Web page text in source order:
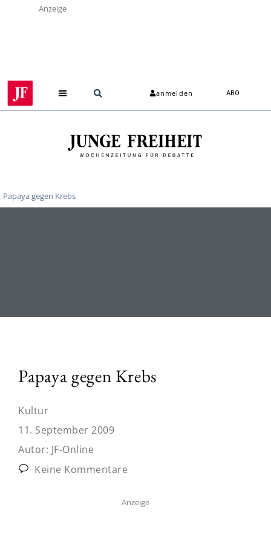
Anzeige
anmelden ABO
Papaya gegen Krebs
Papaya gegen Krebs
Kultur
11. September 2009
Autor: JF-Online
Keine Kommentare
Anzeige